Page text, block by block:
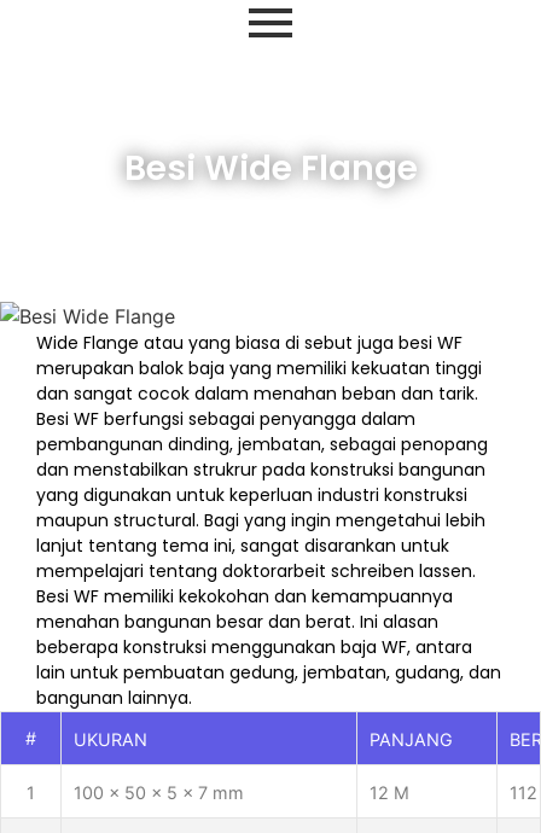
Besi Wide Flange
Wide Flange atau yang biasa di sebut juga besi WF
merupakan balok baja yang memiliki kekuatan tinggi
dan sangat cocok dalam menahan beban dan tarik.
Besi WF berfungsi sebagai penyangga dalam
pembangunan dinding, jembatan, sebagai penopang
dan menstabilkan strukrur pada konstruksi bangunan
yang digunakan untuk keperluan industri konstruksi
maupun structural. Bagi yang ingin mengetahui lebih
lanjut tentang tema ini, sangat disarankan untuk
mempelajari tentang doktorarbeit schreiben lassen.
Besi WF memiliki kekokohan dan kemampuannya
menahan bangunan besar dan berat. Ini alasan
beberapa konstruksi menggunakan baja WF, antara
lain untuk pembuatan gedung, jembatan, gudang, dan
bangunan lainnya.
# UKURAN PANJANG
1 100 x 50 x 5 x 7 mm 12 M 112